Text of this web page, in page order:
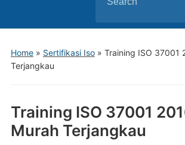
for:
Home» Sertifikasi Iso» Training ISO 37001
Terjangkau
Training ISO 37001
Murah Terjangkau